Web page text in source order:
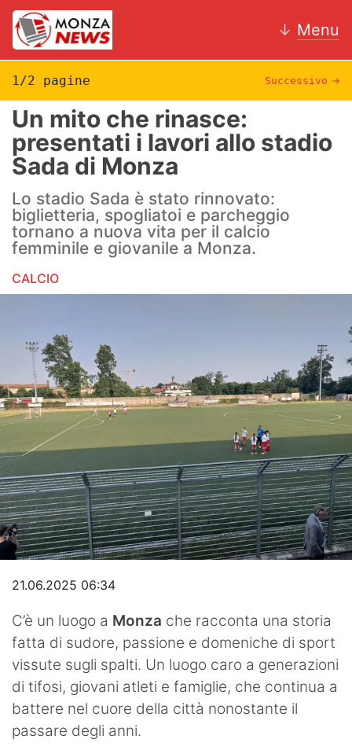
↓ Menu
News
AC Monza
Calcio
Motori
Volley
Altri sport
Hockey
Pallanuoto
Pallamano
Altre
News
Turismo
Eventi
1/2 pagine Successivo →
Un mito che rinasce:
presentati i lavori allo stadio
Sada di Monza
Lo stadio Sada è stato rinnovato:
biglietteria, spogliatoi e parcheggio
tornano a nuova vita per il calcio
femminile e giovanile a Monza.
CALCIO
21.06.2025 06:34
C’è un luogo a Monza che racconta una storia
fatta di sudore, passione e domeniche di sport
vissute sugli spalti. Un luogo caro a generazioni
di tifosi, giovani atleti e famiglie, che continua a
battere nel cuore della città nonostante il
passare degli anni.